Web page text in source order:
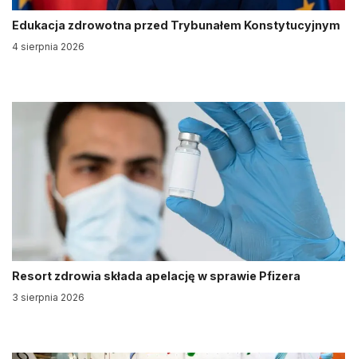
Edukacja zdrowotna przed Trybunałem Konstytucyjnym
4 sierpnia 2026
Resort zdrowia składa apelację w sprawie Pfizera
3 sierpnia 2026